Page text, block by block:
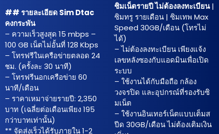
## รายละเอียด Sim Dtac
คงกระพัน
– ความเร็วสูงสุด 15 mbps –
100 GB เน็ตไม่อั้นที่ 128 Kbps
– โทรฟรีในเครือข่ายตลอด 24
ชม. (ครั้งละ 30 นาที)
– โทรฟรีนอกเครือข่าย 60
นาที/เดือน
– ราคาเหมาจ่ายรายปี: 2,350
บาท (เฉลี่ยต่อเดือนเพียง 195
กว่าบาทเท่านั้น)
** จัดส่งเร็วได้รับภายใน 1-2
ซิมเน็ตรายปี ไม่ต้องลงทะเบียน|
ซิมทรู รายเดือน | ซิมเทพ Max
Speed 30GB/เดือน (โทรไม่
ได้)
– ไม่ต้องลงทะเบียน เพียงแจ้ง
เลขหลังซองกับแอดมินเพื่อเปิด
ระบบ
– ใช้งานได้กับมือถือ กล้อง
วงจรปิด และอุปกรณ์ที่รองรับซิ
มเน็ต
– ใช้งานอินเทอร์เน็ตแบบเต็มส
ปีด 30GB/เดือน ไม่ต้องเติมเงิน